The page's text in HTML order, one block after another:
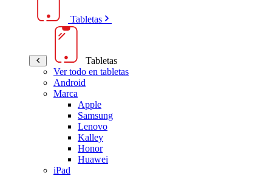
Tabletas
Tabletas
Ver todo en tabletas
Android
Marca
Apple
Samsung
Lenovo
Kalley
Honor
Huawei
iPad